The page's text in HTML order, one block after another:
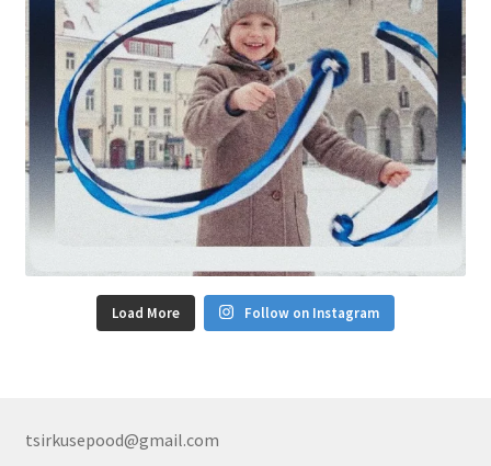
Load More Follow on Instagram
tsirkusepood@gmail.com